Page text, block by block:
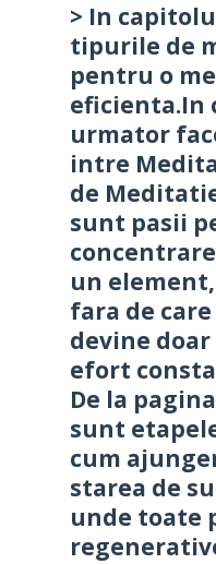
> In
tipurile de
pentru o
eficienta.In
urmator
intre
de
sunt pasii
un
fara de
devine
efort
De la
sunt
cum
starea de
unde toate